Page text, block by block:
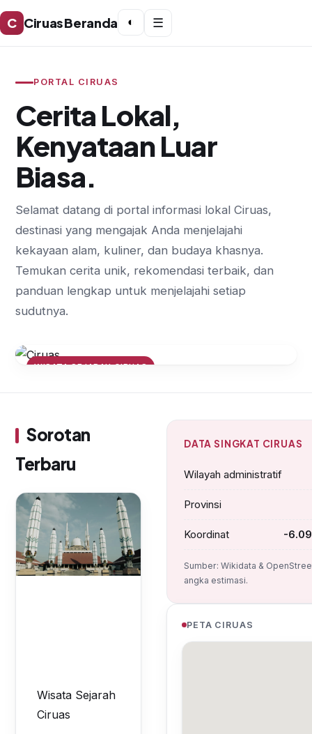
C Ciruas Beranda ◐ ☰
PORTAL CIRUAS
Cerita Lokal,
Kenyataan Luar
Biasa.
Selamat datang di portal informasi lokal Ciruas,
destinasi yang mengajak Anda menjelajahi
kekayaan alam, kuliner, dan budaya khasnya.
Temukan cerita unik, rekomendasi terbaik, dan
panduan lengkap untuk menjelajahi setiap
sudutnya.
WISATA SEJARAH CIRUAS
Sorotan
Terbaru
Wisata Sejarah
Ciruas
DATA SINGKAT CIRUAS
Wilayah administratif
Provinsi
Koordinat -
Sumber: Wikidata &
angka estimasi.
PETA CIRUAS